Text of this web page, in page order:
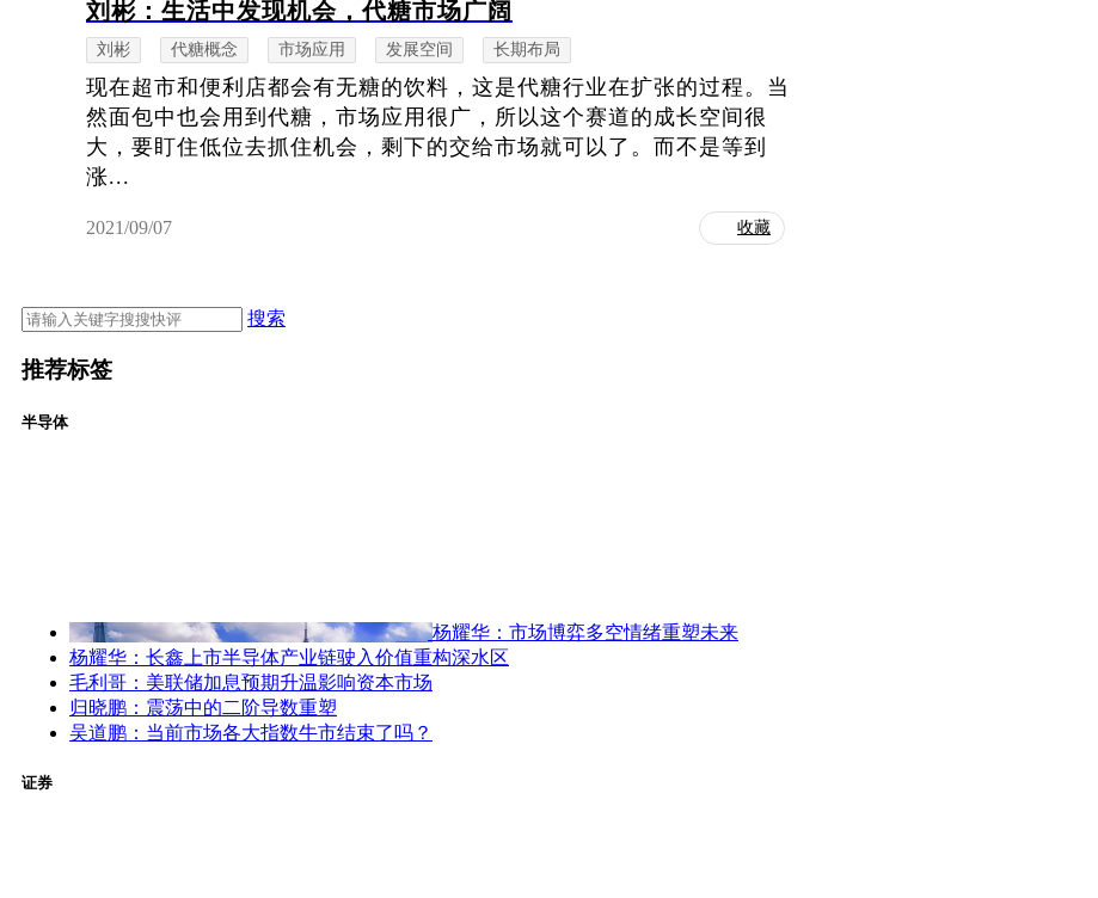
刘彬：生活中发现机会，代糖市场广阔
刘彬 代糖概念 市场应用 发展空间 长期布局
现在超市和便利店都会有无糖的饮料，这是代糖行业在扩张的过程。当
然面包中也会用到代糖，市场应用很广，所以这个赛道的成长空间很
大，要盯住低位去抓住机会，剩下的交给市场就可以了。而不是等到
涨...
2021/09/07 收藏
搜索
推荐标签
半导体
杨耀华：市场博弈多空情绪重塑未来
杨耀华：长鑫上市半导体产业链驶入价值重构深水区
毛利哥：美联储加息预期升温影响资本市场
归晓鹏：震荡中的二阶导数重塑
吴道鹏：当前市场各大指数牛市结束了吗？
证券